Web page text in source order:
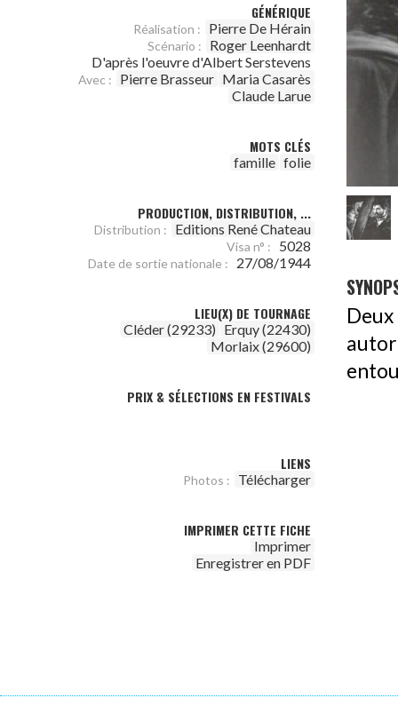
GÉNÉRIQUE
Réalisation : Pierre De Hérain
Scénario :
Roger Leenhardt
D'après l'oeuvre d'Albert Serstevens
Avec : Pierre Brasseur Maria Casarès
Claude Larue
MOTS CLÉS
famille folie
PRODUCTION, DISTRIBUTION, ...
Distribution : Editions René Chateau
Visa n° : 5028
Date de sortie nationale : 27/08/1944
LIEU(X) DE TOURNAGE
Cléder (29233) Erquy (22430)
Morlaix (29600)
PRIX & SÉLECTIONS EN FESTIVALS
LIENS
Photos : Télécharger
IMPRIMER CETTE FICHE
Imprimer
Enregistrer en PDF